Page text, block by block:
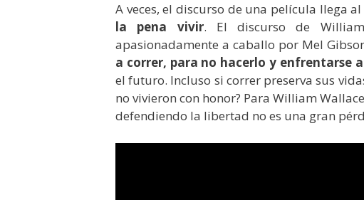
A veces, el discurso de una película llega al
la pena vivir. El discurso de William
apasionadamente a caballo por Mel
a correr, para no hacerlo y enfrentarse
el futuro. Incluso si correr preserva sus
no vivieron con honor? Para William
defendiendo la libertad no es una gran